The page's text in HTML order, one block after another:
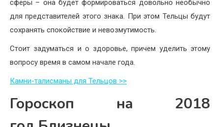
сферы – она будет формироваться довольно необычно
для представителей этого знака. При этом Тельцы будут
сохранять спокойствие и невозмутимость.
Стоит задуматься и о здоровье, причем уделить этому
вопросу время в самом начале года.
Камни-талисманы для Тельцов >>
Гороскоп на 2018